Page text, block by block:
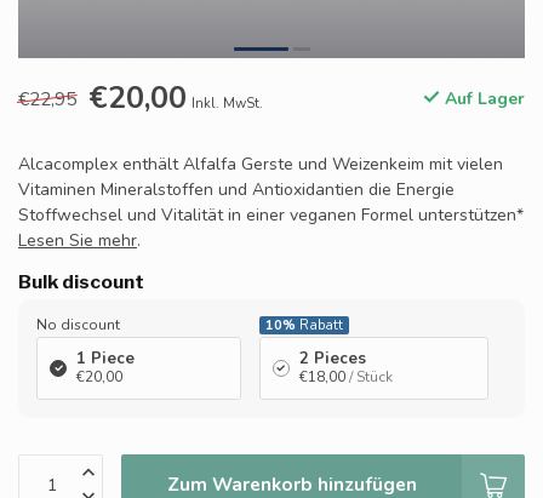
€22,95 €20,00 Inkl. MwSt. Auf Lager
Alcacomplex enthält Alfalfa Gerste und Weizenkeim mit vielen
Vitaminen Mineralstoffen und Antioxidantien die Energie
Stoffwechsel und Vitalität in einer veganen Formel unterstützen*
Lesen Sie mehr.
Bulk discount
No discount
1 Piece
€20,00
10% Rabatt
2 Pieces
€18,00 / Stück
Zum Warenkorb hinzufügen